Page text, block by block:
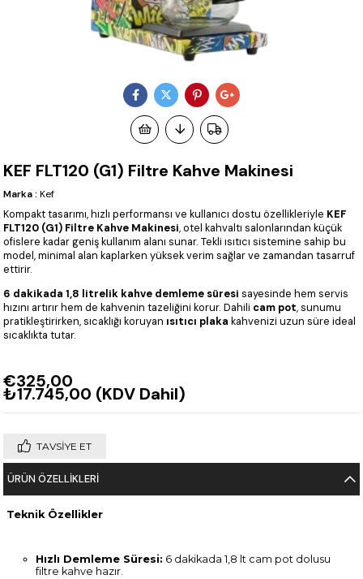
KEF FLT120 (G1) Filtre Kahve Makinesi
Marka : Kef
Kompakt tasarımı, hızlı performansı ve kullanıcı dostu özellikleriyle KEF
FLT120 (G1) Filtre Kahve Makinesi, otel kahvaltı salonlarından küçük
ofislere kadar geniş kullanım alanı sunar. Tekli ısıtıcı sistemine sahip bu
model, minimal alan kaplarken yüksek verim sağlar ve zamandan tasarruf
ettirir.
6 dakikada 1,8 litrelik kahve demleme süresi sayesinde hem servis
hızını artırır hem de kahvenin tazeliğini korur. Dahili cam pot, sunumu
pratikleştirirken, sıcaklığı koruyan ısıtıcı plaka kahvenizi uzun süre ideal
sıcaklıkta tutar.
€325,00
₺17.745,00 (KDV Dahil)
TAVSIYE ET
ÜRÜN ÖZELLIKLERI
Teknik Özellikler
Hızlı Demleme Süresi: 6 dakikada 1,8 lt cam pot dolusu
filtre kahve hazır.